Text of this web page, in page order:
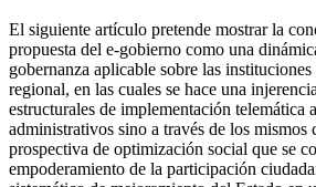
El siguiente artículo pretende mostrar la
propuesta del e-gobierno como una
gobernanza aplicable sobre las instituciones
regional, en las cuales se hace una
estructurales de implementación telemática
administrativos sino a través de los mismos
prospectiva de optimización social que se
empoderamiento de la participación